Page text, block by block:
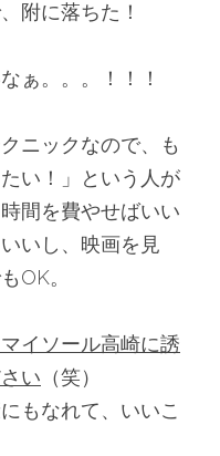
附に落ちた！
ぁ。。。！！！
ニックなので、も
い！」という人が
間を費やせばいい
いし、映画を見
OK。
イソール高崎に誘
い （笑）
もなれて、いいこ